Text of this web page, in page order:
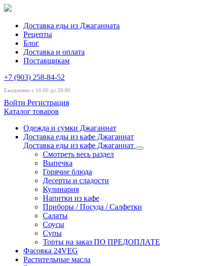
Доставка еды из Джаганната
Рецепты
Блог
Доставка и оплата
Поставщикам
+7 (903) 258-84-52
Ежедневно с 10:00 до 20:00
Войти Регистрация
Каталог товаров
Одежда и сумки Джаганнат
Доставка еды из кафе Джаганнат
Доставка еды из кафе Джаганнат
Смотреть весь раздел
Выпечка
Горячие блюда
Десерты и сладости
Кулинария
Напитки из кафе
Приборы / Посуда / Салфетки
Салаты
Соусы
Супы
Торты на заказ ПО ПРЕДОПЛАТЕ
Фасовка 24VEG
Растительные масла